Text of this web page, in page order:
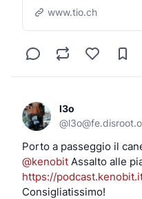
www.tio.ch
l3o
@
Porto a passeggio il
@kenobit Assalto alle
https://
Consigliatissimo!